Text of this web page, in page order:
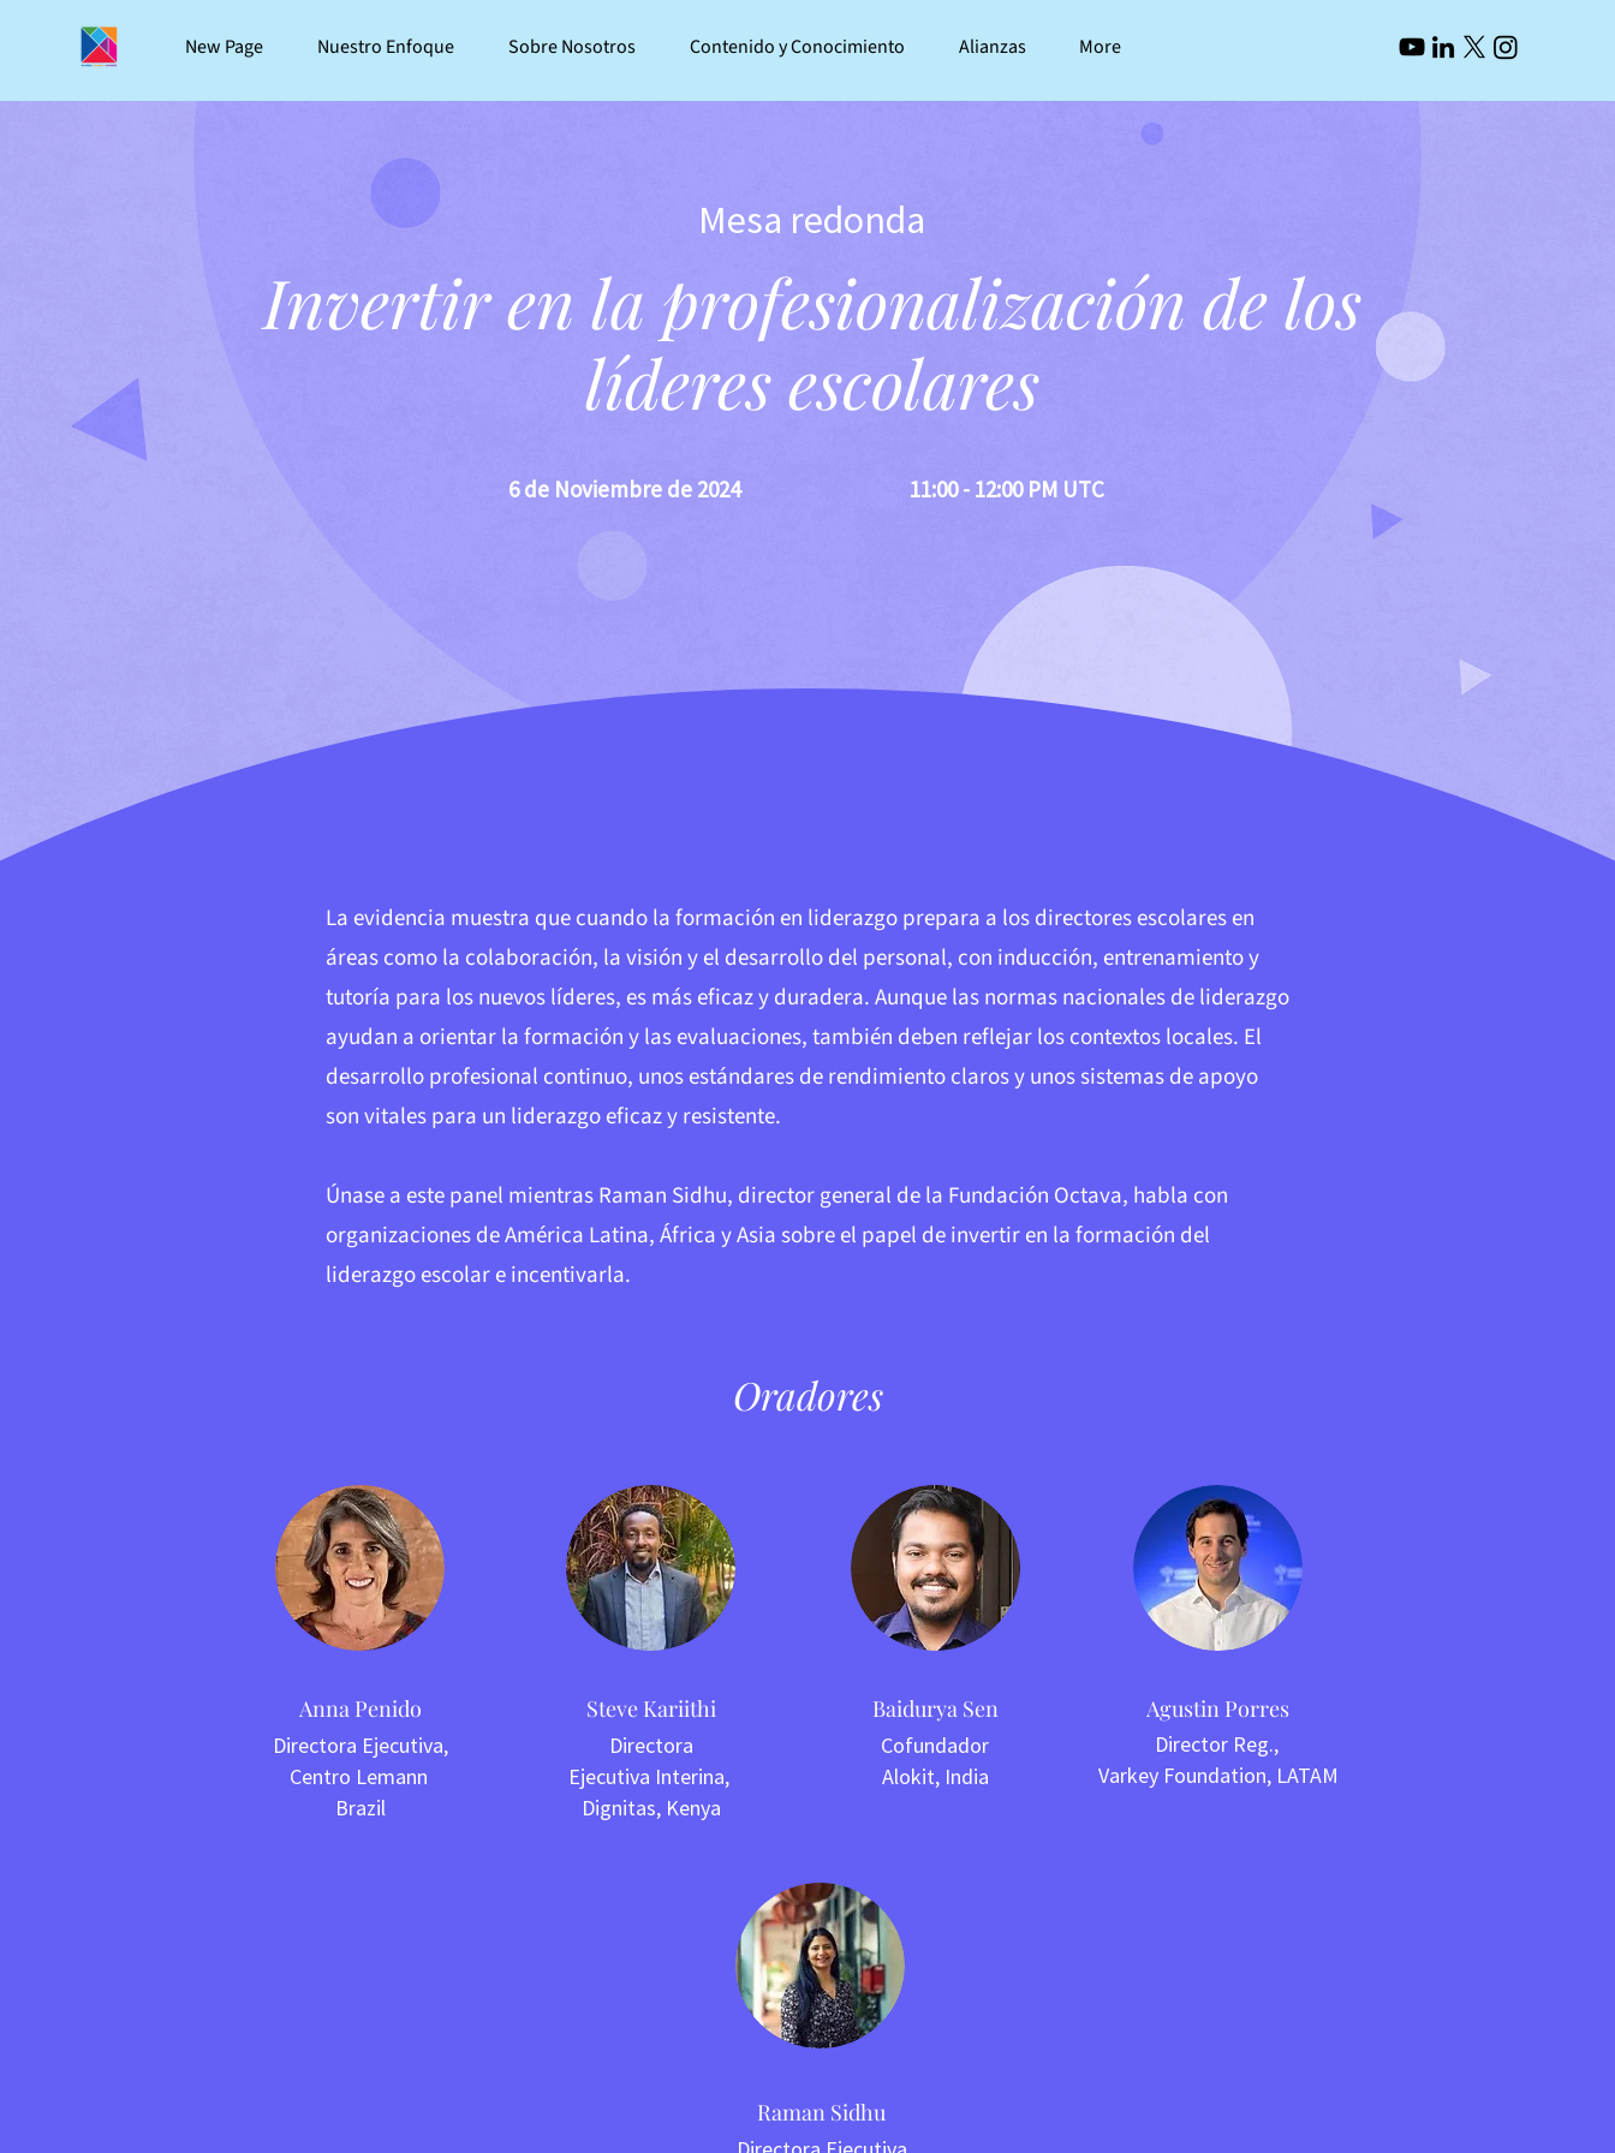
New Page Nuestro Enfoque Sobre Nosotros Contenido y Conocimiento Alianzas More
Mesa redonda
Invertir en la profesionalización de los
líderes escolares
6 de Noviembre de 2024 11:00 - 12:00 PM UTC
La evidencia muestra que cuando la formación en liderazgo prepara a los directores escolares en
áreas como la colaboración, la visión y el desarrollo del personal, con inducción, entrenamiento y
tutoría para los nuevos líderes, es más eficaz y duradera. Aunque las normas nacionales de liderazgo
ayudan a orientar la formación y las evaluaciones, también deben reflejar los contextos locales. El
desarrollo profesional continuo, unos estándares de rendimiento claros y unos sistemas de apoyo
son vitales para un liderazgo eficaz y resistente.
Únase a este panel mientras Raman Sidhu, director general de la Fundación Octava, habla con
organizaciones de América Latina, África y Asia sobre el papel de invertir en la formación del
liderazgo escolar e incentivarla.
Oradores
Anna Penido
Directora Ejecutiva,
Centro Lemann
Brazil
Steve Kariithi
Directora
Ejecutiva Interina,
Dignitas, Kenya
Baidurya Sen
Cofundador
Alokit, India
Agustin Porres
Director Reg.,
Varkey Foundation, LATAM
Raman Sidhu